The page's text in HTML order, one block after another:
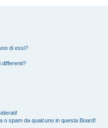
di essi?
differenti?
o spam da qualcuno in questa Board!